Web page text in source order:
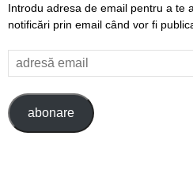
Introdu adresa de email pentru a te
notificări prin email când vor fi
adresă
email
abonare